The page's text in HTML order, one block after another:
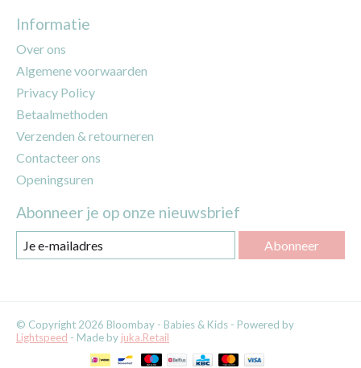
Informatie
Over ons
Algemene voorwaarden
Privacy Policy
Betaalmethoden
Verzenden & retourneren
Contacteer ons
Openingsuren
Abonneer je op onze nieuwsbrief
Abonneer
© Copyright 2026 Bloombay - Babies & Kids - Powered by
Lightspeed - Made by juka.Retail